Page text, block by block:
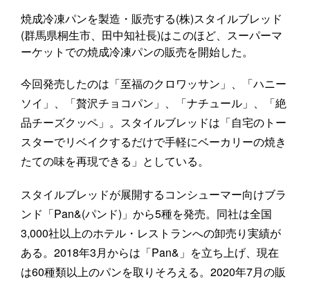
焼成冷凍パンを製造・販売する(株)スタイルブレッド
(群馬県桐生市、田中知社長)はこのほど、スーパーマ
ーケットでの焼成冷凍パンの販売を開始した。
今回発売したのは「至福のクロワッサン」、「ハニー
ソイ」、「贅沢チョコパン」、「ナチュール」、「絶
品チーズクッペ」。スタイルブレッドは「自宅のトー
スターでリベイクするだけで手軽にベーカリーの焼き
たての味を再現できる」としている。
スタイルブレッドが展開するコンシューマー向けブラ
ンド「Pan&(パンド)」から5種を発売。同社は全国
3,000社以上のホテル・レストランへの卸売り実績が
ある。2018年3月からは「Pan&」を立ち上げ、現在
は60種類以上のパンを取りそろえる。2020年7月の販